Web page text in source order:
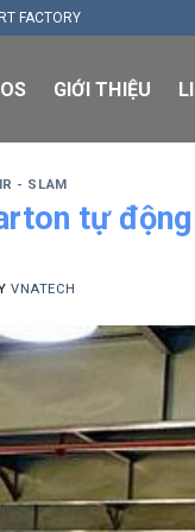
FACTORY
GIỚI THIỆU
- SLAM
tự động
VNATECH